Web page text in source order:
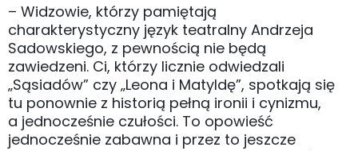
– Widzowie, którzy pamiętają
charakterystyczny język teatralny Andrzeja
Sadowskiego, z pewnością nie będą
zawiedzeni. Ci, którzy licznie odwiedzali
„Sąsiadów” czy „Leona i Matyldę”, spotkają się
tu ponownie z historią pełną ironii i cynizmu,
a jednocześnie czułości. To opowieść
jednocześnie zabawna i przez to jeszcze